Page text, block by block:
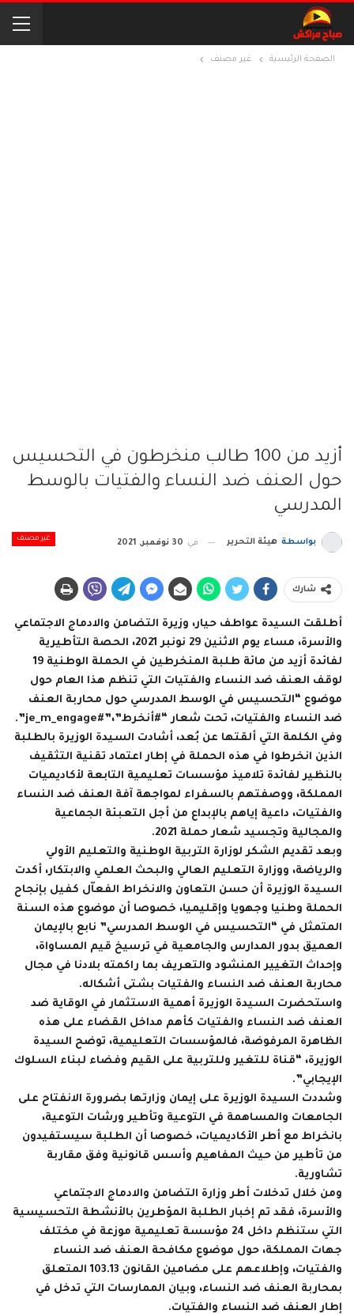
الصفحة الرئيسية غير مصنف
أزيد من 100 طالب منخرطون في التحسيس
حول العنف ضد النساء والفتيات بالوسط
المدرسي
غير مصنف بواسطة هيئة التحرير في 30 نوفمبر, 2021
شارك
أطلقت السيدة عواطف حيار، وزيرة التضامن والادماج الاجتماعي
والأسرة، مساء يوم الاثنين 29 نونبر 2021، الحصة التأطيرية
لفائدة أزيد من مائة طلبة المنخرطين في الحملة الوطنية 19
لوقف العنف ضد النساء والفتيات التي تنظم هذا العام حول
موضوع “التحسيس في الوسط المدرسي حول محاربة العنف
ضد النساء والفتيات، تحت شعار “#أنخرط”،”#je_m_engage”.
وفي الكلمة التي ألقتها عن بُعد، أشادت السيدة الوزيرة بالطلبة
الذين انخرطوا في هذه الحملة في إطار اعتماد تقنية التثقيف
بالنظير لفائدة تلاميذ مؤسسات تعليمية التابعة لأكاديميات
المملكة، ووصفتهم بالسفراء لمواجهة آفة العنف ضد النساء
والفتيات، داعية إياهم بالإبداع من أجل التعبئة الجماعية
والمجالية وتجسيد شعار حملة 2021.
وبعد تقديم الشكر لوزارة التربية الوطنية والتعليم الأولي
والرياضة، ووزارة التعليم العالي والبحث العلمي والابتكار، أكدت
السيدة الوزيرة أن حسن التعاون والانخراط الفعاّل كفيل بإنجاح
الحملة وطنيا وجهويا وإقليميا، خصوصا أن موضوع هذه السنة
المتمثل في “التحسيس في الوسط المدرسي” نابع بالإيمان
العميق بدور المدارس والجامعية في ترسيخ قيم المساواة،
وإحداث التغيير المنشود والتعريف بما راكمته بلادنا في مجال
محاربة العنف ضد النساء والفتيات بشتى أشكاله.
واستحضرت السيدة الوزيرة أهمية الاستثمار في الوقاية ضد
العنف ضد النساء والفتيات كأهم مداخل القضاء على هذه
الظاهرة المرفوضة، فالمؤسسات التعليمية، توضح السيدة
الوزيرة، “قناة للتغير وللتربية على القيم وفضاء لبناء السلوك
الإيجابي”.
وشددت السيدة الوزيرة على إيمان وزارتها بضرورة الانفتاح على
الجامعات والمساهمة في التوعية وتأطير ورشات التوعية،
بانخراط مع أطر الأكاديميات، خصوصا أن الطلبة سيستفيدون
من تأطير من حيث المفاهيم وأسس قانونية وفق مقاربة
تشاورية.
ومن خلال تدخلات أطر وزارة التضامن والادماج الاجتماعي
والأسرة، فقد تم إخبار الطلبة المؤطرين بالأنشطة التحسيسية
التي ستنظم داخل 24 مؤسسة تعليمية موزعة في مختلف
جهات المملكة، حول موضوع مكافحة العنف ضد النساء
والفتيات، وإطلاعهم على مضامين القانون 103.13 المتعلق
بمحاربة العنف ضد النساء، وبيان الممارسات التي تدخل في
إطار العنف ضد النساء والفتيات.